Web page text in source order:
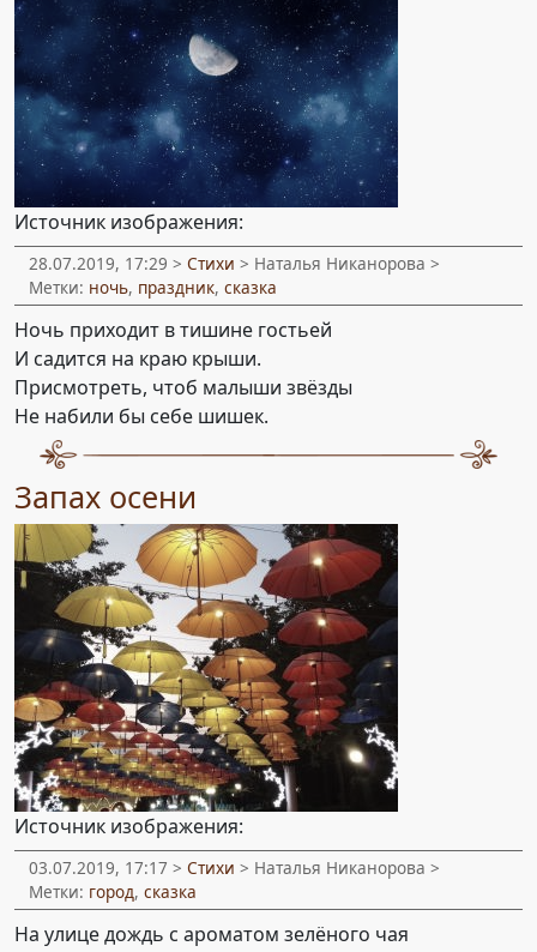
Источник изображения:
28.07.2019, 17:29 > Стихи > Наталья Никанорова >
Метки: ночь, праздник, сказка
Ночь приходит в тишине гостьей
И садится на краю крыши.
Присмотреть, чтоб малыши звёзды
Не набили бы себе шишек.
Запах осени
Источник изображения:
03.07.2019, 17:17 > Стихи > Наталья Никанорова >
Метки: город, сказка
На улице дождь с ароматом зелёного чая